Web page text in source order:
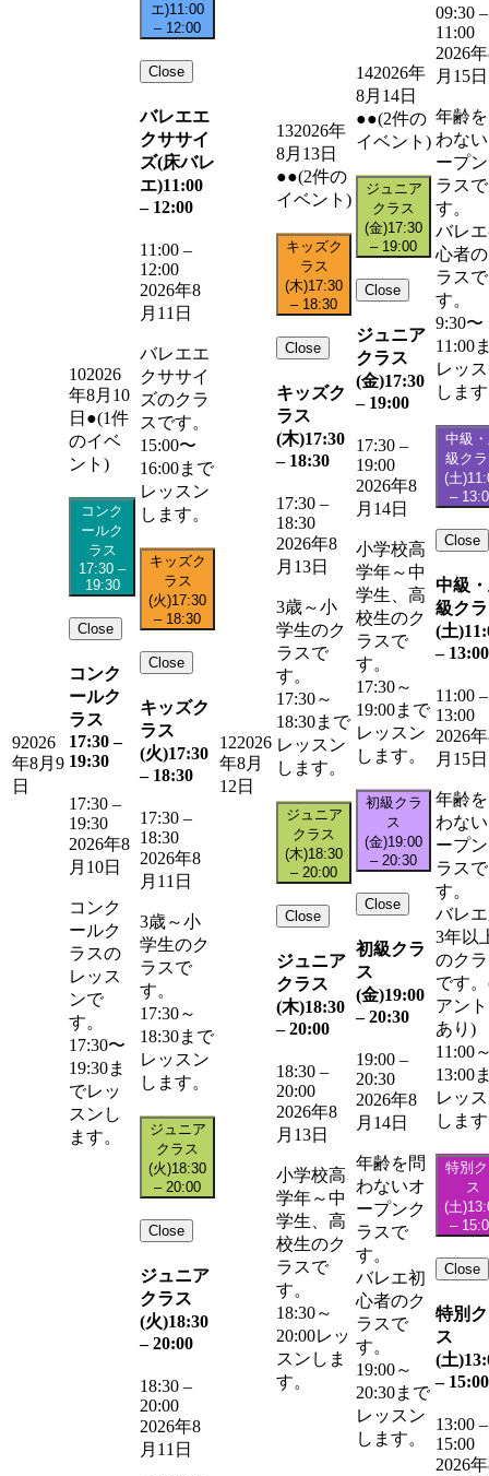
92026
年8月9
日
102026
年8月10
日 ●(1件
のイベ
ント)
コンク
ールク
ラス
17:30 –
19:30
Close
コンク
ールク
ラス
17:30 –
19:30
17:30 –
19:30
2026年8
月10日
コンク
ールク
ラスの
レッス
ンで
す。
17:30〜
19:30ま
でレッ
スンし
ます。
エ)11:00
– 12:00
Close
バレエエ
クササイ
ズ(床バレ
エ)11:00
– 12:00
11:00 –
12:00
2026年8
月11日
バレエエ
クササイ
ズのクラ
スです。
15:00〜
16:00まで
レッスン
します。
キッズク
ラス
(火)17:30
– 18:30
Close
キッズク
ラス
(火)17:30
– 18:30
17:30 –
18:30
2026年8
月11日
3歳～小
学生のク
ラスで
す。
17:30～
18:30まで
レッスン
します。
ジュニア
クラス
(火)18:30
– 20:00
Close
ジュニア
クラス
(火)18:30
– 20:00
18:30 –
20:00
2026年8
月11日
122026
年8月
12日
132026年
8月13日
●●(2件の
イベント)
キッズク
ラス
(木)17:30
– 18:30
Close
キッズク
ラス
(木)17:30
– 18:30
17:30 –
18:30
2026年8
月13日
3歳～小
学生のク
ラスで
す。
17:30～
18:30まで
レッスン
します。
ジュニア
クラス
(木)18:30
– 20:00
Close
ジュニア
クラス
(木)18:30
– 20:00
18:30 –
20:00
2026年8
月13日
小学校高
学年～中
学生、高
校生のク
ラスで
す。
18:30～
20:00レッ
スンしま
す。
142026年
8月14日
●●(2件の
イベント)
ジュニア
クラス
(金)17:30
– 19:00
Close
ジュニア
クラス
(金)17:30
– 19:00
17:30 –
19:00
2026年8
月14日
小学校高
学年～中
学生、高
校生のク
ラスで
す。
17:30～
19:00まで
レッスン
します。
初級クラ
ス
(金)19:00
– 20:30
Close
初級クラ
ス
(金)19:00
– 20:30
19:00 –
20:30
2026年8
月14日
年齢を問
わないオ
ープンク
ラスで
す。
バレエ初
心者のク
ラスで
す。
19:00～
20:30まで
レッスン
します。
09:30 –
11:00
2026
月15日
年齢
わな
ープ
ラスで
す。
バレ
心者
ラスで
す。
9:30〜
11:00
レッ
しま
中級
級ク
(土)
–
Close
中級
級ク
(土)
– 13:00
11:00 –
13:00
2026
月15日
年齢
わな
ープ
ラスで
す。
バレ
3年以
のク
です
アン
あり)
11:00
13:00
レッ
しま
特別
ス
(土)
–
Close
特別
ス
(土)
– 15:00
13:00 –
15:00
2026